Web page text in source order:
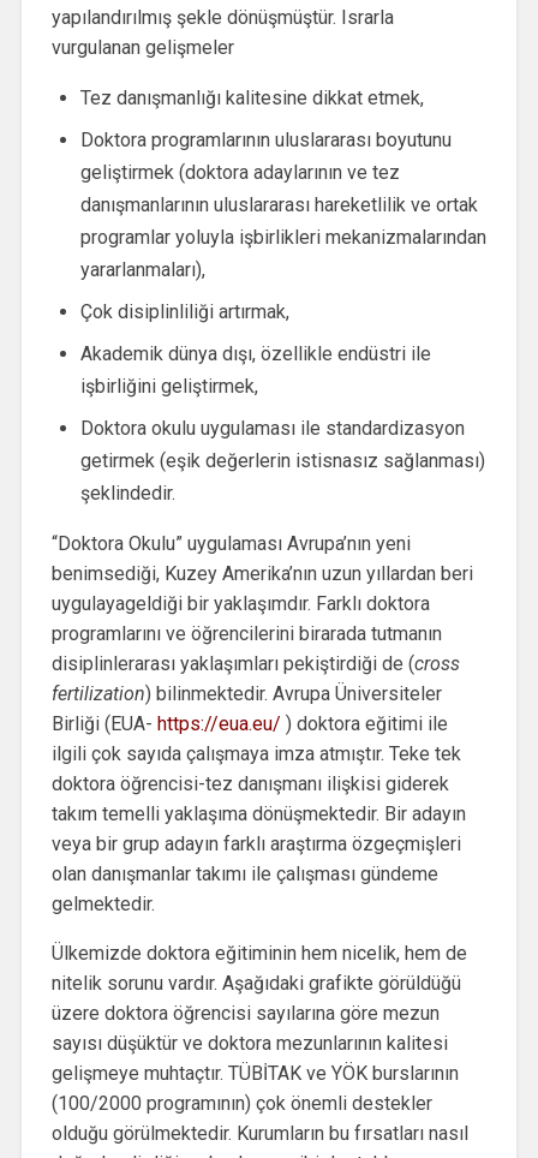
yapılandırılmış şekle dönüşmüştür. Israrla
vurgulanan gelişmeler
Tez danışmanlığı kalitesine dikkat etmek,
Doktora programlarının uluslararası boyutunu
geliştirmek (doktora adaylarının ve tez
danışmanlarının uluslararası hareketlilik ve ortak
programlar yoluyla işbirlikleri mekanizmalarından
yararlanmaları),
Çok disiplinliliği artırmak,
Akademik dünya dışı, özellikle endüstri ile
işbirliğini geliştirmek,
Doktora okulu uygulaması ile standardizasyon
getirmek (eşik değerlerin istisnasız sağlanması)
şeklindedir.
“Doktora Okulu” uygulaması Avrupa’nın yeni
benimsediği, Kuzey Amerika’nın uzun yıllardan beri
uygulayageldiği bir yaklaşımdır. Farklı doktora
programlarını ve öğrencilerini birarada tutmanın
disiplinlerarası yaklaşımları pekiştirdiği de (cross
fertilization) bilinmektedir. Avrupa Üniversiteler
Birliği (EUA- https://eua.eu/ ) doktora eğitimi ile
ilgili çok sayıda çalışmaya imza atmıştır. Teke tek
doktora öğrencisi-tez danışmanı ilişkisi giderek
takım temelli yaklaşıma dönüşmektedir. Bir adayın
veya bir grup adayın farklı araştırma özgeçmişleri
olan danışmanlar takımı ile çalışması gündeme
gelmektedir.
Ülkemizde doktora eğitiminin hem nicelik, hem de
nitelik sorunu vardır. Aşağıdaki grafikte görüldüğü
üzere doktora öğrencisi sayılarına göre mezun
sayısı düşüktür ve doktora mezunlarının kalitesi
gelişmeye muhtaçtır. TÜBİTAK ve YÖK burslarının
(100/2000 programının) çok önemli destekler
olduğu görülmektedir. Kurumların bu fırsatları nasıl